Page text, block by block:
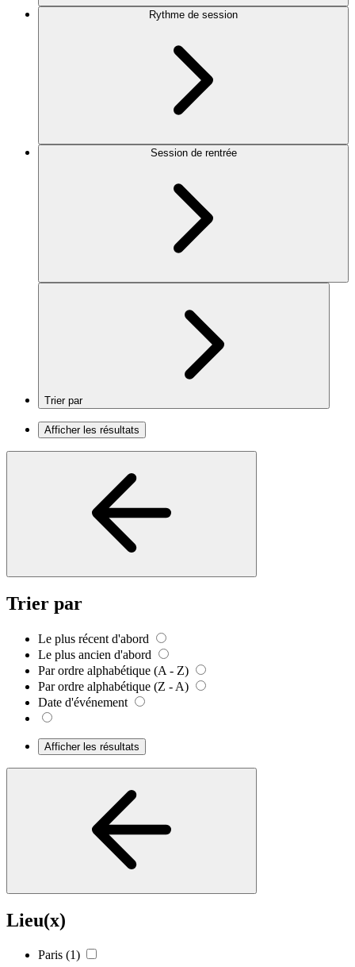
Rythme de session
Session de rentrée
Trier par
Afficher les résultats
Trier par
Le plus récent d'abord
Le plus ancien d'abord
Par ordre alphabétique (A - Z)
Par ordre alphabétique (Z - A)
Date d'événement
Afficher les résultats
Lieu(x)
Paris (1)